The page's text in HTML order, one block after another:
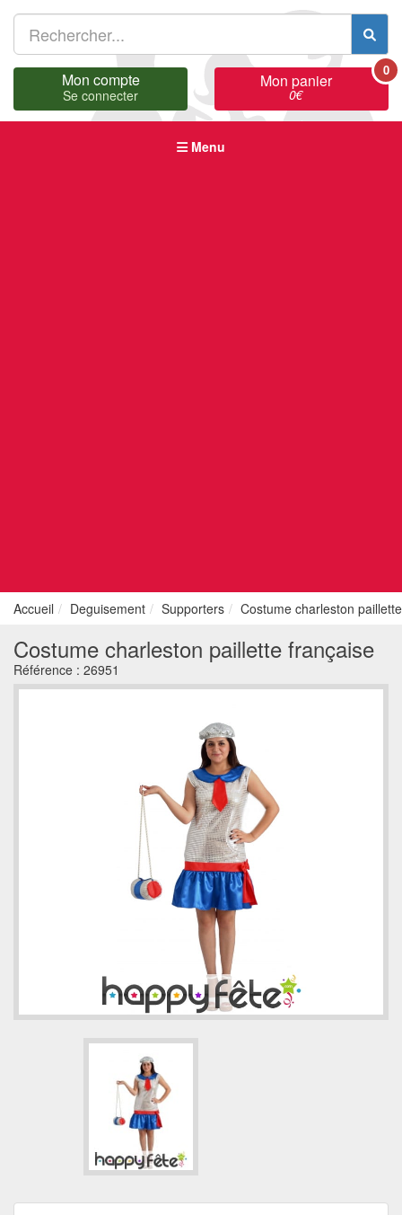
Mon compte
Se connecter
Mon panier
0€
0
Menu
Accueil Deguisement Supporters Costume charleston
Costume charleston paillette française
Référence : 26951